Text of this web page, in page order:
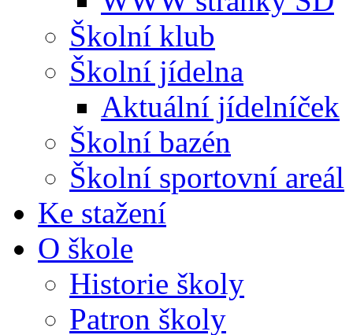
Školní klub
Školní jídelna
Aktuální jídelníček
Školní bazén
Školní sportovní areál
Ke stažení
O škole
Historie školy
Patron školy